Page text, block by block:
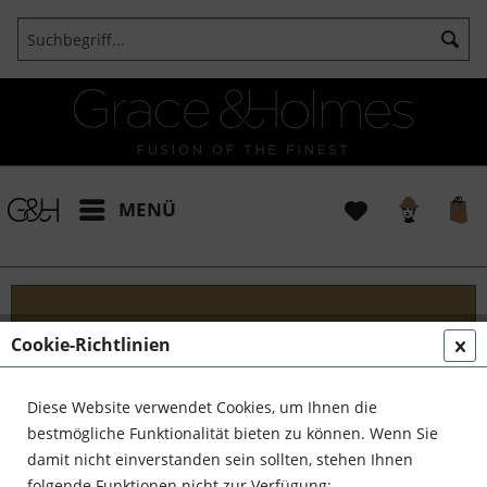
MENÜ
Blog
Reise! Tauche mit uns ein in die faszinierende Welt
der außergewöhnlichen Entdecker, talentierten
Kunsthandwerker und kühnen Unternehmer....
Cookie-Richtlinien
Diese Website verwendet Cookies, um Ihnen die
bestmögliche Funktionalität bieten zu können. Wenn Sie
damit nicht einverstanden sein sollten, stehen Ihnen